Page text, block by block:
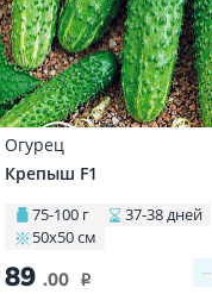
Огурец
Крепыш F1
75-100 г
37-38 дней
50х50 см
89 .00 i −